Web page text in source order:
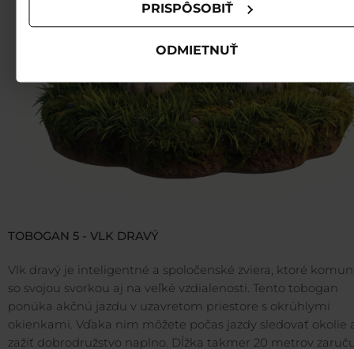
PRISPÔSOBIŤ
ODMIETNUŤ
TOBOGAN 5 - VLK DRAVÝ
Vlk dravý je inteligentné a spoločenské zviera, ktoré
so svojou svorkou aj na veľké vzdialenosti. Tento tobogan
ponúka akčnú jazdu v uzavretom priestore s okrúhlymi
okienkami. Vďaka nim môžete počas jazdy sledovať okolie
zažiť dobrodružstvo naplno. Dĺžka takmer 20 metrov